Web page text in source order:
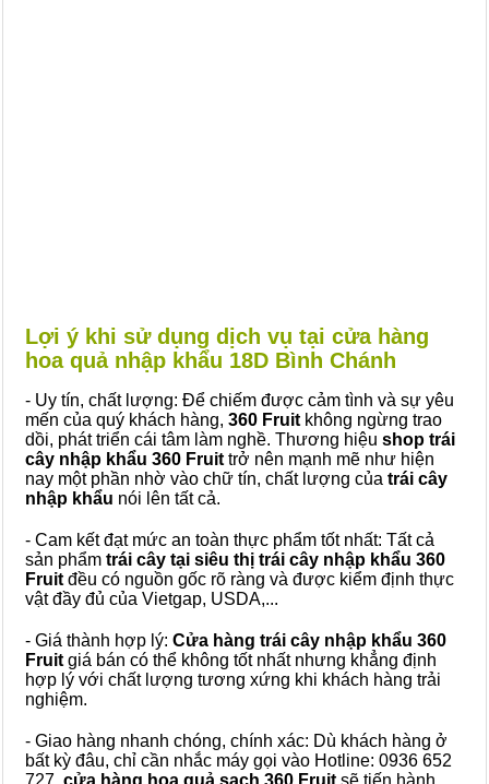
Lợi ý khi sử dụng dịch vụ tại cửa hàng
hoa quả nhập khẩu 18D Bình Chánh
- Uy tín, chất lượng: Để chiếm được cảm tình và sự yêu
mến của quý khách hàng, 360 Fruit không ngừng trao
dồi, phát triển cái tâm làm nghề. Thương hiệu shop trái
cây nhập khẩu 360 Fruit trở nên mạnh mẽ như hiện
nay một phần nhờ vào chữ tín, chất lượng của trái cây
nhập khẩu nói lên tất cả.
- Cam kết đạt mức an toàn thực phẩm tốt nhất: Tất cả
sản phẩm trái cây tại siêu thị trái cây nhập khẩu 360
Fruit đều có nguồn gốc rõ ràng và được kiểm định thực
vật đầy đủ của Vietgap, USDA,...
- Giá thành hợp lý: Cửa hàng trái cây nhập khẩu 360
Fruit giá bán có thể không tốt nhất nhưng khẳng định
hợp lý với chất lượng tương xứng khi khách hàng trải
nghiệm.
- Giao hàng nhanh chóng, chính xác: Dù khách hàng ở
bất kỳ đâu, chỉ cần nhắc máy gọi vào Hotline: 0936 652
727, cửa hàng hoa quả sạch 360 Fruit sẽ tiến hành